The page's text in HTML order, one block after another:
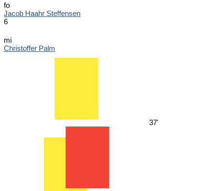
fo
Jacob Haahr Steffensen
6
mi
Christoffer Palm
37'